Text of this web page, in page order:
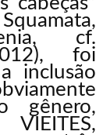
cf.
foi
inclusão
gênero,